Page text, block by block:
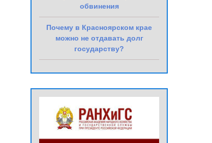
обвинения
Почему в Красноярском крае
можно не отдавать долг
государству?